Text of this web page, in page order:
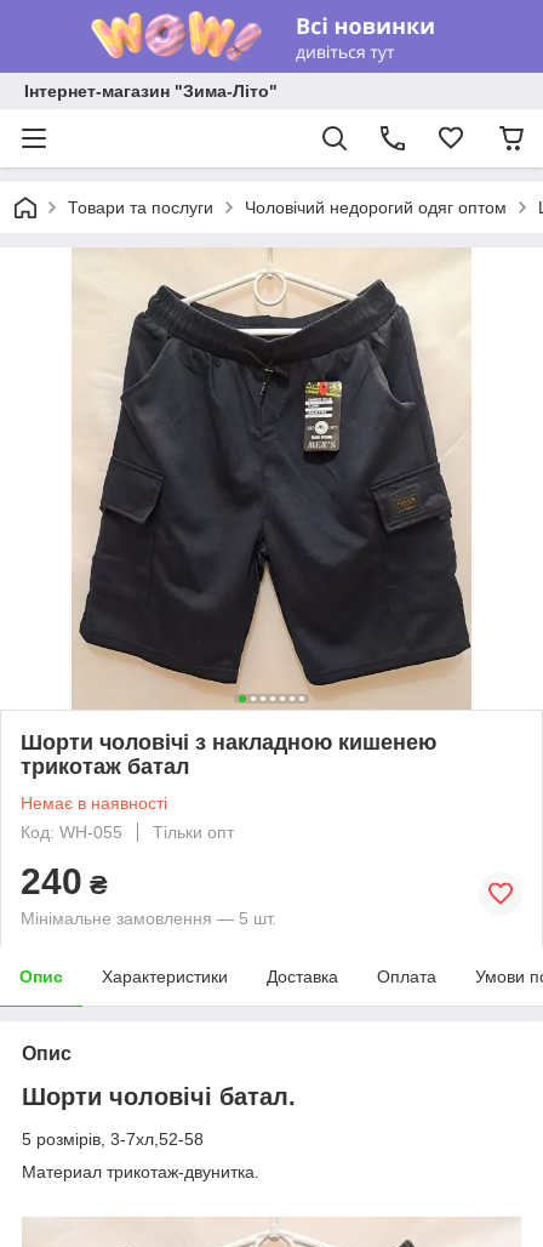
Інтернет-магазин "Зима-Літо"
Товари та послуги Чоловічий недорогий одяг оптом
Шорти чоловічі з накладною кишенею
трикотаж батал
Немає в наявності
Код: WH-055
Тільки опт
240 ₴
Мінімальне замовлення — 5 шт.
Опис Характеристики Доставка Оплата Умови
Опис
Шорти чоловічі батал.
5 розмірів, 3-7хл,52-58
Материал трикотаж-двунитка.